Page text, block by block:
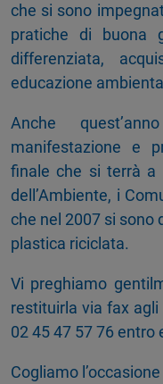
che si sono
pratiche di buona
differenziata,
educazione
Anche
manifestazione e
finale che si terrà a
dell’Ambiente, i
che nel 2007 si sono
plastica riciclata.
Vi preghiamo
restituirla via fax
02 45 47 57 76 entro
Cogliamo